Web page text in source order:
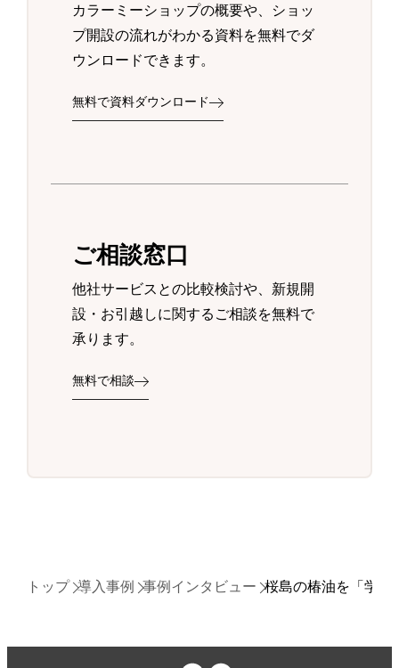
カラーミーショップの概要や、ショッ
プ開設の流れがわかる資料を無料でダ
ウンロードできます。
無料で資料ダウンロード
ご相談窓口
他社サービスとの比較検討や、新規開
設・お引越しに関するご相談を無料で
承ります。
無料で相談
トップ 導入事例 事例インタビュー 桜島の椿油を「学べ